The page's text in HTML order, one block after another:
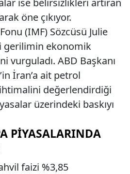
öne çıkıyor.
(IMF) Sözcüsü Julie
gerilimin ekonomik
vurguladı. ABD Başkanı
İran’a ait petrol
değerlendirdiği
üzerindeki baskıyı
PIYASALARINDA
faizi %3,85